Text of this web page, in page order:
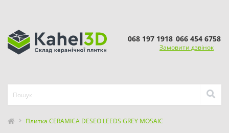
068 197 1918 066 454 6758
Замовити дзвінок
Плитка CERAMICA DESEO LEEDS GREY MOSAIC